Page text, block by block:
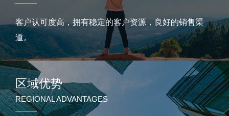
客户认可度高，拥有稳定的客户资源，良好的销售渠
道。
区域优势
REGIONAL ADVANTAGES